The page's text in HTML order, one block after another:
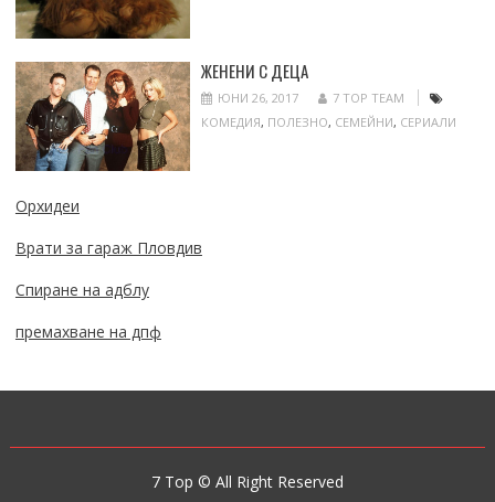
ЖЕНЕНИ С ДЕЦА
ЮНИ 26, 2017
7 TOP TEAM
КОМЕДИЯ, ПОЛЕЗНО, СЕМЕЙНИ, СЕРИАЛИ
Орхидеи
Врати за гараж Пловдив
Спиране на адблу
премахване на дпф
7 Top © All Right Reserved